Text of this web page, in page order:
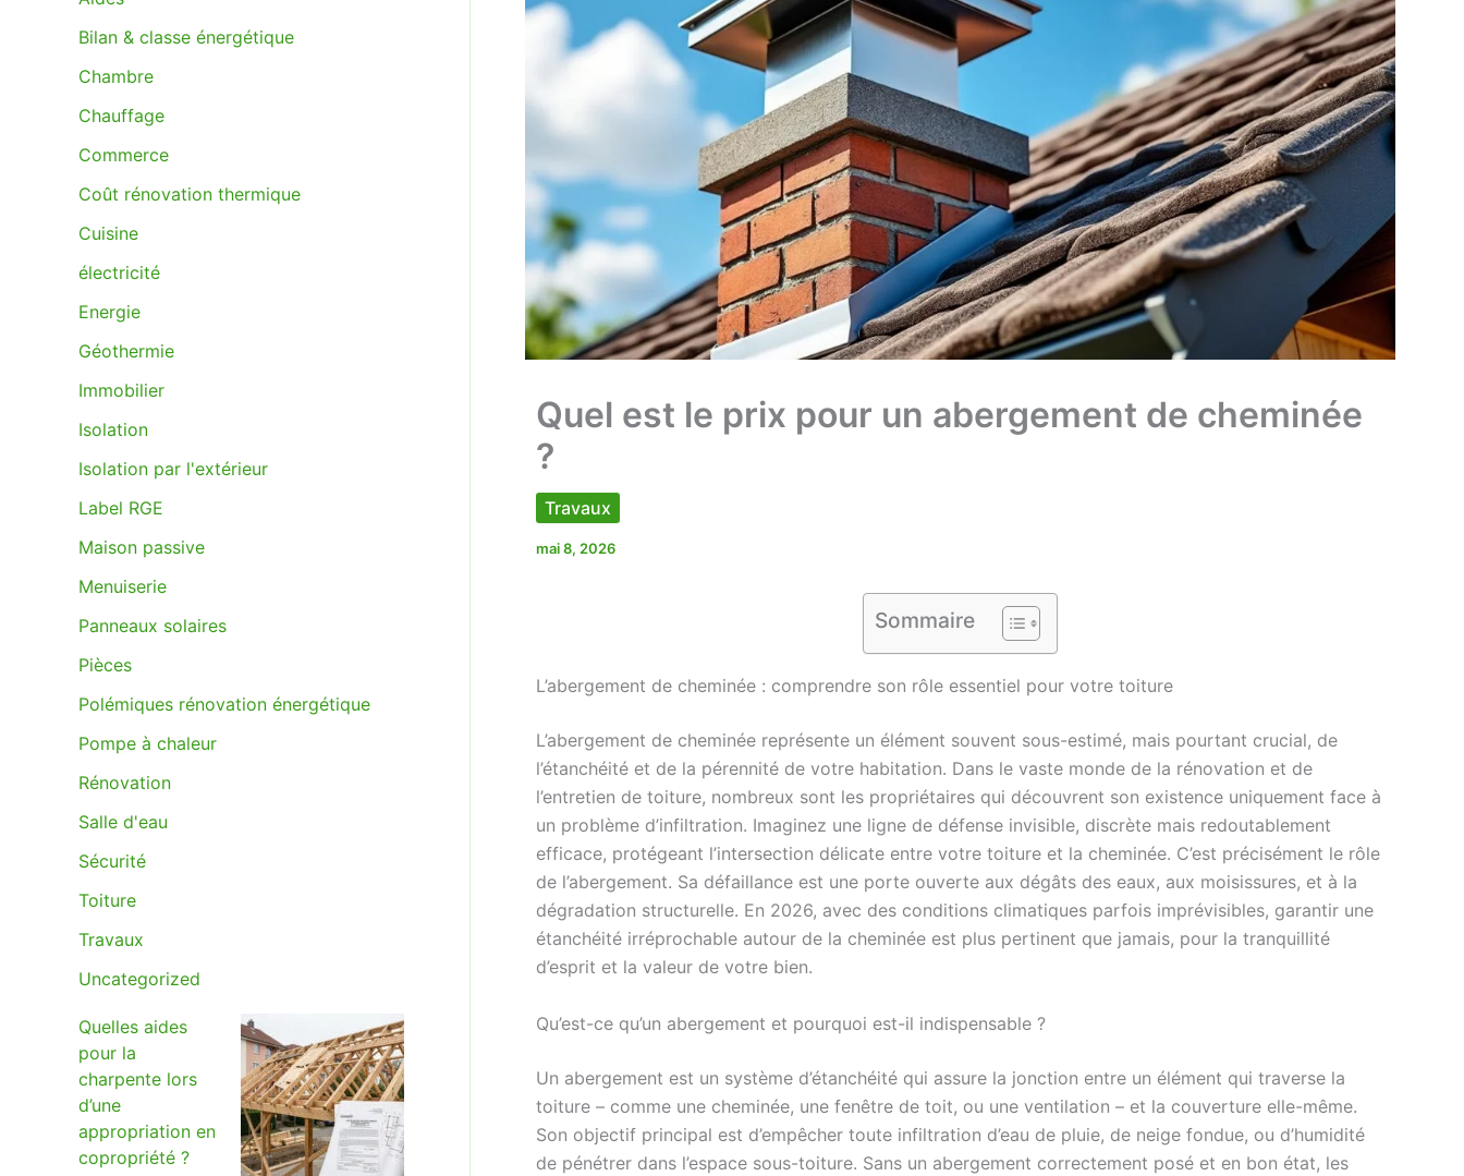
Bilan & classe énergétique
Chambre
Chauffage
Commerce
Coût rénovation thermique
Cuisine
électricité
Energie
Géothermie
Immobilier
Isolation
Isolation par l'extérieur
Label RGE
Maison passive
Menuiserie
Panneaux solaires
Pièces
Polémiques rénovation énergétique
Pompe à chaleur
Rénovation
Salle d'eau
Sécurité
Toiture
Travaux
Uncategorized
Quelles aides
pour la
charpente lors
d’une
appropriation en
copropriété ?
Quel est le prix pour un abergement de cheminée
?
Travaux
mai 8, 2026
Sommaire
L’abergement de cheminée : comprendre son rôle essentiel pour votre toiture
L’abergement de cheminée représente un élément souvent sous-estimé, mais pourtant crucial, de
l’étanchéité et de la pérennité de votre habitation. Dans le vaste monde de la rénovation et de
l’entretien de toiture, nombreux sont les propriétaires qui découvrent son existence uniquement face à
un problème d’infiltration. Imaginez une ligne de défense invisible, discrète mais redoutablement
efficace, protégeant l’intersection délicate entre votre toiture et la cheminée. C’est précisément le rôle
de l’abergement. Sa défaillance est une porte ouverte aux dégâts des eaux, aux moisissures, et à la
dégradation structurelle. En 2026, avec des conditions climatiques parfois imprévisibles, garantir une
étanchéité irréprochable autour de la cheminée est plus pertinent que jamais, pour la tranquillité
d’esprit et la valeur de votre bien.
Qu’est-ce qu’un abergement et pourquoi est-il indispensable ?
Un abergement est un système d’étanchéité qui assure la jonction entre un élément qui traverse la
toiture – comme une cheminée, une fenêtre de toit, ou une ventilation – et la couverture elle-même.
Son objectif principal est d’empêcher toute infiltration d’eau de pluie, de neige fondue, ou d’humidité
de pénétrer dans l’espace sous-toiture. Sans un abergement correctement posé et en bon état, les